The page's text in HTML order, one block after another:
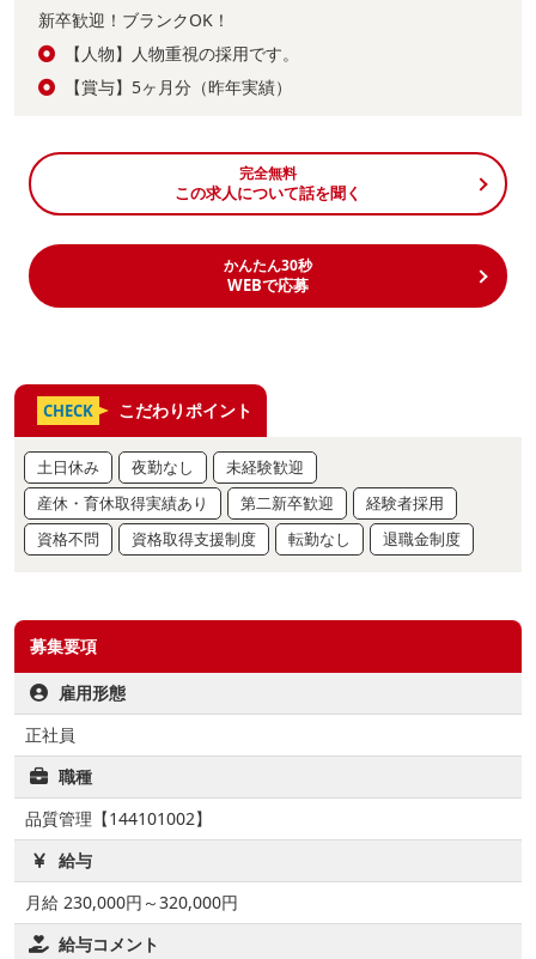
新卒歓迎！ブランクOK！
【人物】人物重視の採用です。
【賞与】5ヶ月分（昨年実績）
完全無料
この求人について話を聞く
かんたん30秒
WEBで応募
CHECK こだわりポイント
土日休み 夜勤なし
未経験歓迎
産休・育休取得実績あり
第二新卒歓迎
経験者採用
資格不問
資格取得支援制度 転勤なし 退職金制度
募集要項
雇用形態
正社員
職種
品質管理【144101002】
給与
月給 230,000円～320,000円
給与コメント